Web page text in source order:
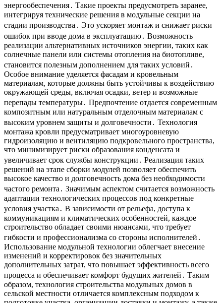
энергообеспечения․ Такие проекты предусмотреть заранее,
интегрируя технические решения в модульные секции на
стадии производства․ Это ускоряет монтаж и снижает риски
ошибок при вводе дома в эксплуатацию․ Возможность
реализации альтернативных источников энергии, таких как
солнечные панели или системы отопления на биотопливе,
становится полезным дополнением для таких условий․
Особое внимание уделяется фасадам и кровельным
материалам, которые должны быть устойчивы к воздействию
окружающей среды, включая осадки, ветер и возможные
перепады температуры․ Предпочтение отдается современным
композитным или натуральным отделочным материалам с
высоким уровнем защиты и долговечности․ Технология
монтажа кровли предусматривает многоуровневую
гидроизоляцию и вентиляцию подкровельного пространства,
что минимизирует риски образования конденсата и
увеличивает срок службы конструкции․ Реализация таких
решений на этапе сборки модулей позволяет обеспечить
высокое качество и долговечность дома без необходимости
частого ремонта․ Значимым аспектом считается возможность
адаптации технологических процессов под конкретные
условия участка․ В зависимости от рельефа, доступа к
коммуникациям и климатических особенностей, каждое
строительство обладает своими нюансами, что требует
гибкости и профессионализма со стороны исполнителей․
Использование модульной технологии облегчает внесение
изменений и корректировок без значительных
дополнительных затрат, что повышает эффективность всего
процесса и обеспечивает комфорт будущих жителей․ Таким
образом, технология строительства модульных домов в
сельской местности отличается комплексным подходом к